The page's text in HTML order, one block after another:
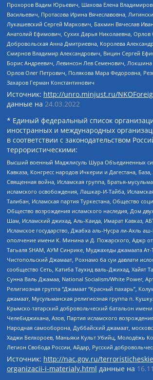
Прохоров Вадим Юрьевич, Шахова Елена
Васильевич, Протасова Ирина Вячеславовна,
Лукашевский Сергей Маркович, Бахмин Вячеслав
Анатолий Ефимович, Сухих Дарья Николаевна, Орлов
Добровольская Анна Дмитриевна, Королева
Смирнов Владимир Александрович, Вицин Сергей
Борис Андреевич, Левинсон Лев Семенович, Локшина
Орлов Олег Петрович, Полякова Мара Федоровна,
Захаров Герман Константинович
Источник: http://unro.minjust.ru/
данные на 24.03.2022
* Единый федеральный список
иностранных и международных
в соответствии с законодательством
террористическими:
Высший военный Маджлисуль Шура Объединенных
Кавказа, Конгресс народов Ичкерии и Дагестана, База,
Священная война, Исламская группа, Братья-
исламского освобождения, Лашкар-И-Тайба,
Талибан, Исламская партия Туркестана, Общество
Общество возрождения исламского наследия, Дом
Шам, Исламский джихад, Аль-Каида, Имарат Кавказ,
Исламское государство, Джабха аль-Нусра ли-Ахль
ополчение имени К. Минина и Д. Пожарского, Аджр от
Тагьаля SHAM, АУМ Синрике, Муджахеды джамаата Ат-
Чистопольский Джамаат, Рохнамо ба суи давлати
сообщество Сеть, Катиба Таухид валь-Джихад, Хайят
Сунна Валь Джамаа, National Socialism/White Power,
Религиозная группа “Джамаат “Красный пахарь”,
джамаат, Мусульманская религиозная группа п.
Крымско-татарский добровольческий батальон
Челебиджихана, Азов, Партия исламского
Народная самооборона, Дуббайский джамаат,
Хаджи Белхороев, Маньяки Культ Убийц, Молодёжь
Легион Свобода России, Айдар, Русский
Источник: http://nac.gov.ru/
organizacii-i-materialy.html данные на